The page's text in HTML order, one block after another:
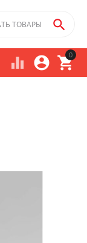
0



